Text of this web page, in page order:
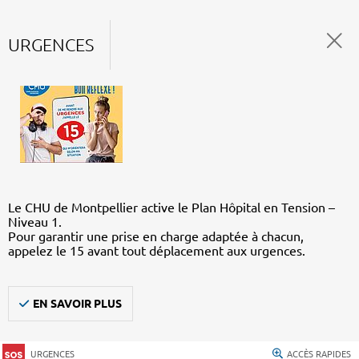
URGENCES
Le CHU de Montpellier active le Plan Hôpital en Tension –
Niveau 1.
Pour garantir une prise en charge adaptée à chacun,
appelez le 15 avant tout déplacement aux urgences.
EN SAVOIR PLUS
URGENCES ACCÈS RAPIDES